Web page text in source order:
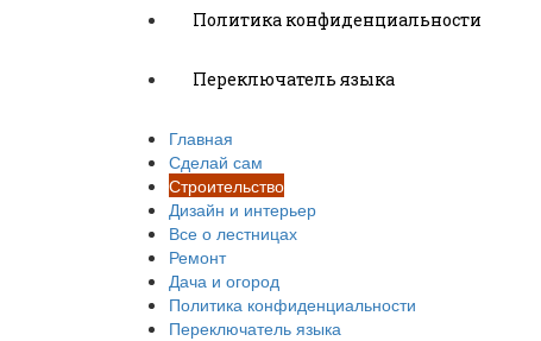
Политика конфиденциальности
Переключатель языка
Главная
Сделай сам
Строительство
Дизайн и интерьер
Все о лестницах
Ремонт
Дача и огород
Политика конфиденциальности
Переключатель языка